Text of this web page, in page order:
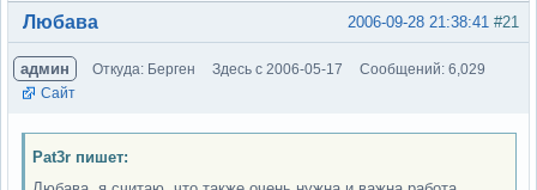
Вне форума #21
2006-09-28 21:38:41
Любава
админ Откуда: Берген Здесь с 2006-05-17
Сообщений: 6,029
Сайт
Pat3r пишет: